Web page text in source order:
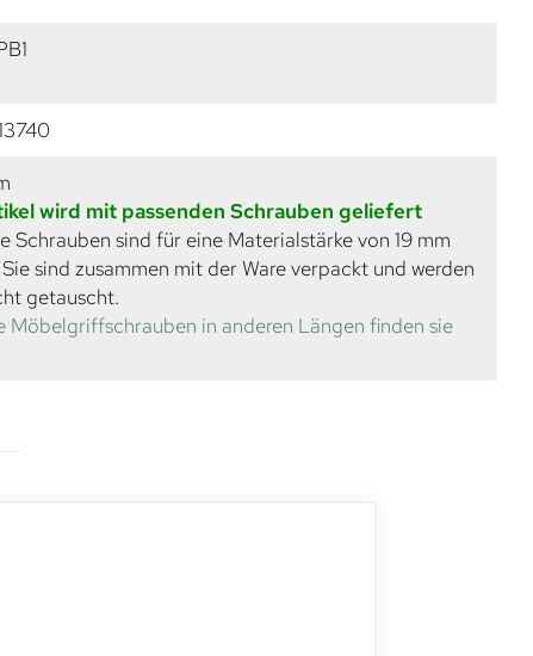
wird mit passenden Schrauben geliefert
Schrauben sind für eine Materialstärke von 19 mm
sind zusammen mit der Ware verpackt und werden
getauscht.
Möbelgriffschrauben in anderen Längen finden sie